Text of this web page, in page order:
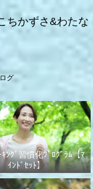
ちかずさ&わたな
グ
ﾝｸﾞ習慣化ﾌﾟﾛｸﾞﾗﾑ【ﾏ
ｲﾝﾄﾞｾｯﾄ】